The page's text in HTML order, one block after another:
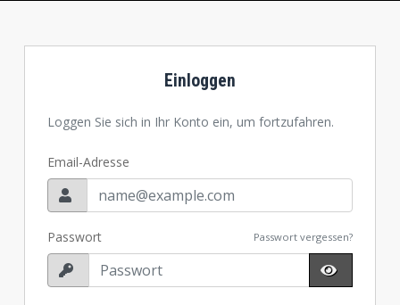
Einloggen
Loggen Sie sich in Ihr Konto ein, um fortzufahren.
Email-Adresse
Passwort Passwort vergessen?